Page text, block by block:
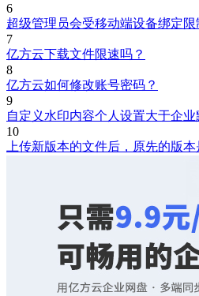
6
超级管理员会受移动端设备绑定限
7
亿方云下载文件限速吗？
8
亿方云如何修改账号密码？
9
自定义水印内容个人设置大于企业
10
上传新版本的文件后，原先的版